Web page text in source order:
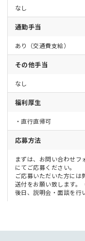
なし
通勤手当
あり（交通費支給）
その他手当
なし
福利厚生
・直行直帰可
応募方法
まずは、お問い合わせフ
にてご応募ください。
ご応募いただいた方には
送付をお願い致します。
後日、説明会・面談を行